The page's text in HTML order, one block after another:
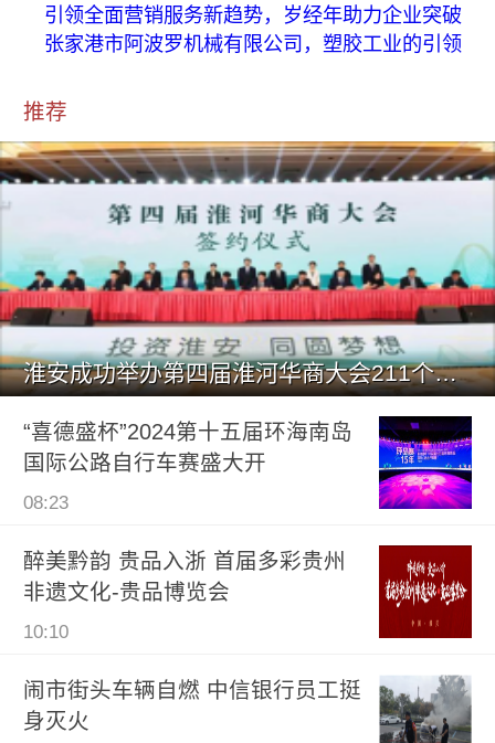
引领全面营销服务新趋势，岁经年助力企业突破
张家港市阿波罗机械有限公司，塑胶工业的引领
推荐
淮安成功举办第四届淮河华商大会211个签约项目 总投资1486.
“喜德盛杯”2024第十五届环海南岛
国际公路自行车赛盛大开
08:23
醉美黔韵 贵品入浙 首届多彩贵州
非遗文化-贵品博览会
10:10
闹市街头车辆自燃 中信银行员工挺
身灭火